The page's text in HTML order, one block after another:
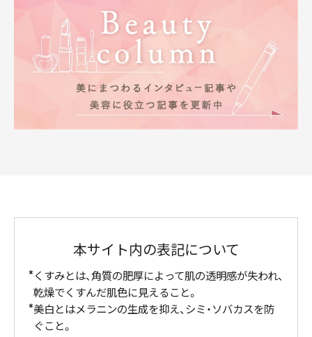
本サイト内の表記について
くすみとは、角質の肥厚によって肌の透明感が失われ、
乾燥でくすんだ肌色に見えること。
美白とはメラニンの生成を抑え、シミ・ソバカスを防
ぐこと。